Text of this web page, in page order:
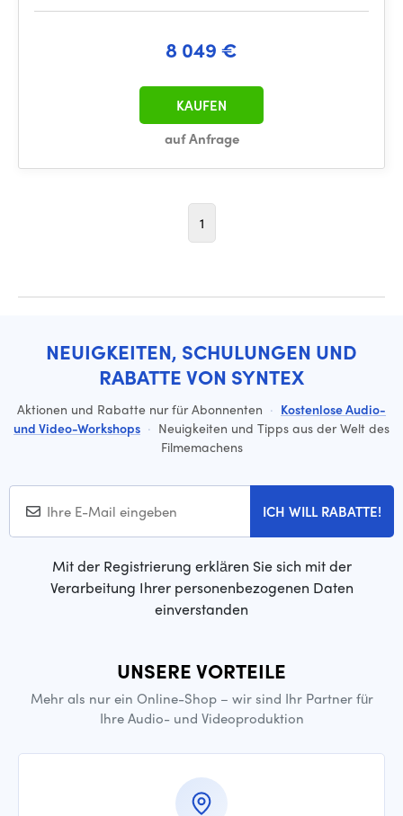
8 049 €
auf Anfrage
KAUFEN
1
NEUIGKEITEN, SCHULUNGEN UND
RABATTE VON SYNTEX
Aktionen und Rabatte nur für Abonnenten · Kostenlose Audio-
und Video-Workshops · Neuigkeiten und Tipps aus der Welt des
Filmemachens
ICH WILL RABATTE!
Mit der Registrierung erklären Sie sich mit der
Verarbeitung Ihrer personenbezogenen Daten
einverstanden
UNSERE VORTEILE
Mehr als nur ein Online-Shop – wir sind Ihr Partner für
Ihre Audio- und Videoproduktion